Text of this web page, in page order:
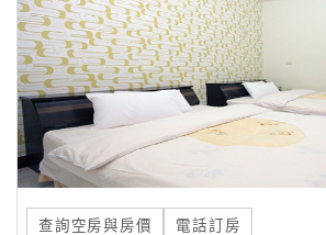
查詢空房與房價 電話訂房